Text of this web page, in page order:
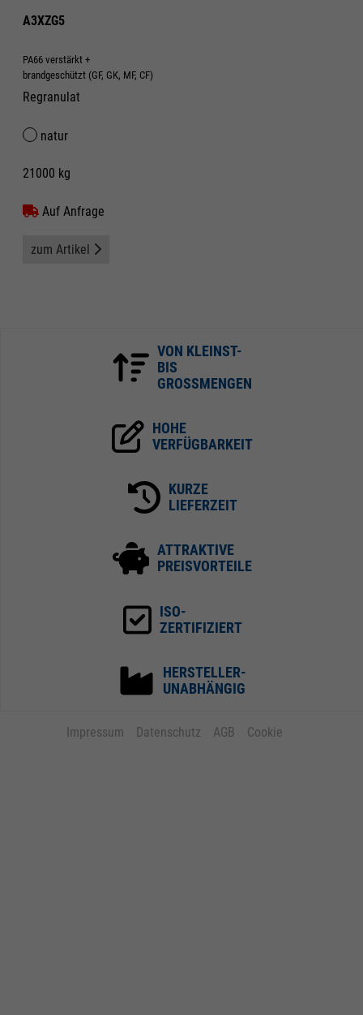
A3XZG5
PA66 verstärkt +
brandgeschützt (GF, GK, MF, CF)
Regranulat
natur
21000 kg
Auf Anfrage
zum Artikel
VON KLEINST-
BIS
GROSSMENGEN
HOHE
VERFÜGBARKEIT
KURZE
LIEFERZEIT
ATTRAKTIVE
PREISVORTEILE
ISO-
ZERTIFIZIERT
HERSTELLER-
UNABHÄNGIG
Impressum Datenschutz AGB Cookie